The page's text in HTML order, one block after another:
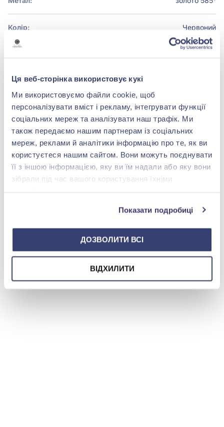
Ця веб-сторінка використовує кукі
Ми використовуємо файли cookie, щоб
персоналізувати вміст і рекламу, інтегрувати функції
соціальних мереж та аналізувати наш трафік. Ми
також передаємо нашим партнерам із соціальних
мереж, реклами й аналітики інформацію про те, як ви
користуєтеся нашим сайтом. Вони можуть поєднувати
її з іншою інформацією, яку ви їм надали або яку вони
зібрали під час вашого користування їхніми
Показати подробиці
ДОЗВОЛИТИ ВСІ
ВІДХИЛИТИ
Колір: Червоний
БРЕНДОВЕ ПАКУВАННЯ
Детальніше
shop@zolotakoroleva.ua